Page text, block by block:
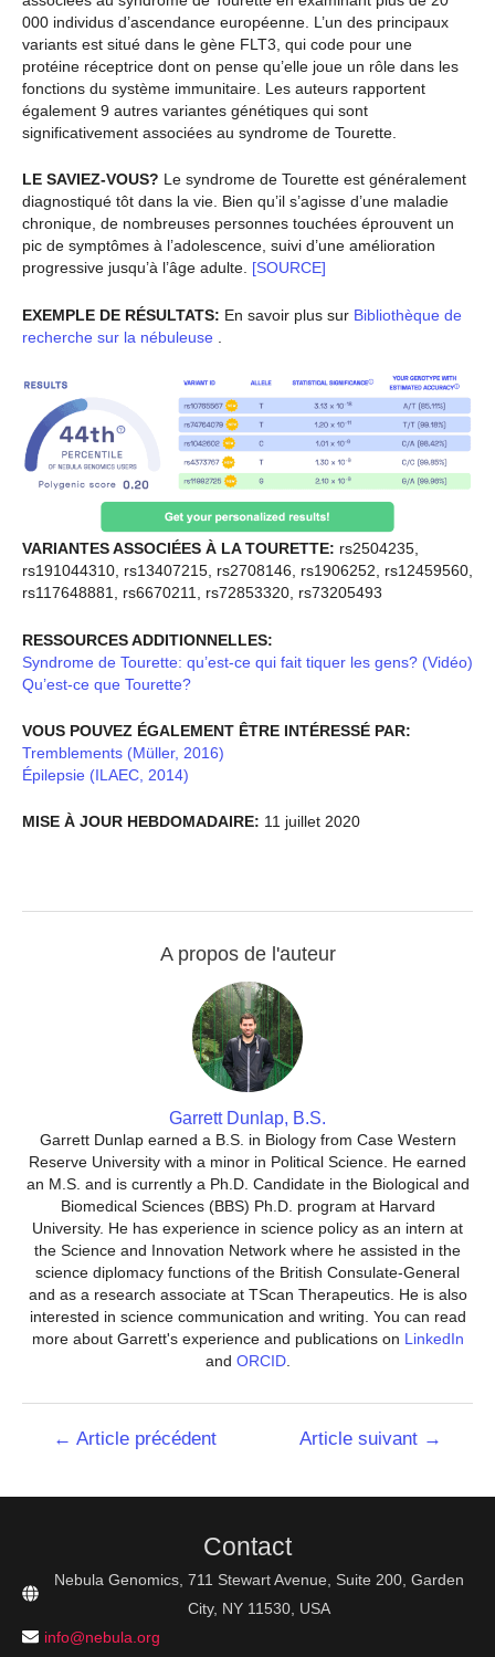
000 individus d’ascendance européenne. L’un des principaux
variants est situé dans le gène FLT3, qui code pour une
protéine réceptrice dont on pense qu’elle joue un rôle dans les
fonctions du système immunitaire. Les auteurs rapportent
également 9 autres variantes génétiques qui sont
significativement associées au syndrome de Tourette.
LE SAVIEZ-VOUS? Le syndrome de Tourette est généralement
diagnostiqué tôt dans la vie. Bien qu’il s’agisse d’une maladie
chronique, de nombreuses personnes touchées éprouvent un
pic de symptômes à l’adolescence, suivi d’une amélioration
progressive jusqu’à l’âge adulte. [SOURCE]
EXEMPLE DE RÉSULTATS: En savoir plus sur Bibliothèque de
recherche sur la nébuleuse
VARIANTES ASSOCIÉES À LA TOURETTE: rs2504235,
rs191044310, rs13407215, rs2708146, rs1906252, rs12459560,
rs117648881, rs6670211, rs72853320, rs73205493
RESSOURCES ADDITIONNELLES:
Syndrome de Tourette: qu’est-ce qui fait tiquer les gens? (Vidéo)
Qu’est-ce que Tourette?
VOUS POUVEZ ÉGALEMENT ÊTRE INTÉRESSÉ PAR:
Tremblements (Müller, 2016)
Épilepsie (ILAEC, 2014)
MISE À JOUR HEBDOMADAIRE: 11 juillet 2020
A propos de l'auteur
Garrett Dunlap, B.S.
Garrett Dunlap earned a B.S. in Biology from Case Western
Reserve University with a minor in Political Science. He earned
an M.S. and is currently a Ph.D. Candidate in the Biological and
Biomedical Sciences (BBS) Ph.D. program at Harvard
University. He has experience in science policy as an intern at
the Science and Innovation Network where he assisted in the
science diplomacy functions of the British Consulate-General
and as a research associate at TScan Therapeutics. He is also
interested in science communication and writing. You can read
more about Garrett's experience and publications on LinkedIn
and ORCID.
Navigation
← Article précédent Article suivant →
Contact
Nebula Genomics, 711 Stewart Avenue, Suite 200, Garden
City, NY 11530, USA
info@nebula.org